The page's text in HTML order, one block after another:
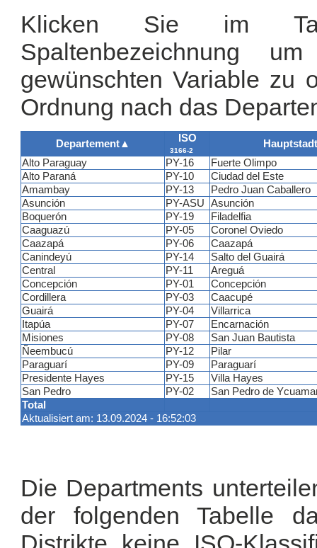
Klicken Sie im
Spaltenbezeichnung
gewünschten Variable zu
Ordnung nach das
Departement▲ ISO
3166-2
Hauptstadt
Total
Aktualisiert am: 13.09.2024 - 16:52:03
Alto Paraguay PY-16
Fuerte Olimpo
Alto Paraná
PY-10
Ciudad del Este
Amambay
PY-13
Pedro Juan Caballero
Asunción
PY-ASU
Asunción
Boquerón
PY-19
Filadelfia
Caaguazú
PY-05
Coronel Oviedo
Caazapá
PY-06
Caazapá
Canindeyú
PY-14
Salto del Guairá
Central
PY-11
Areguá
Concepción
PY-01
Concepción
Cordillera
PY-03
Caacupé
Guairá
PY-04
Villarrica
Itapúa
PY-07
Encarnación
Misiones
PY-08
San Juan Bautista
Ñeembucú
PY-12
Pilar
Paraguarí
PY-09
Paraguarí
Presidente Hayes
PY-15
Villa Hayes
San Pedro
PY-02 San Pedro de
Die Departments
der folgenden Tabelle